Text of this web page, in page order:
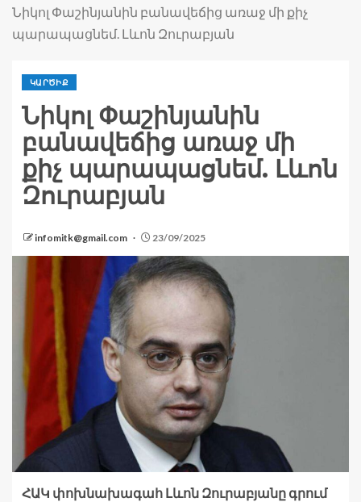
Նիկոլ Փաշինյանին բանավեճից առաջ մի քիչ
պարապացնեմ. Լևոն Զուրաբյան
ԿԱՐԾԻՔ
Նիկոլ Փաշինյանին
բանավեճից առաջ մի
քիչ պարապացնեմ. Լևոն
Զուրաբյան
infomitk@gmail.com 23/09/2025
ՀԱԿ փոխնախագահ Լևոն Զուրաբյանը գրում